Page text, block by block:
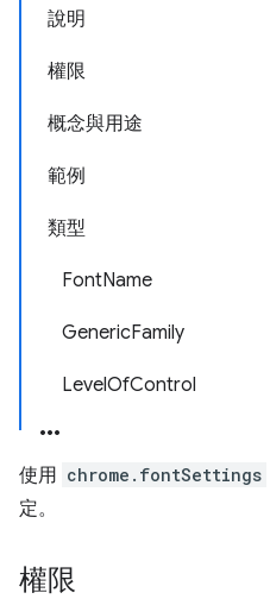
說明
權限
概念與用途
範例
類型
FontName
GenericFamily
LevelOfControl
使用 chrome.fontSettings
定。
權限